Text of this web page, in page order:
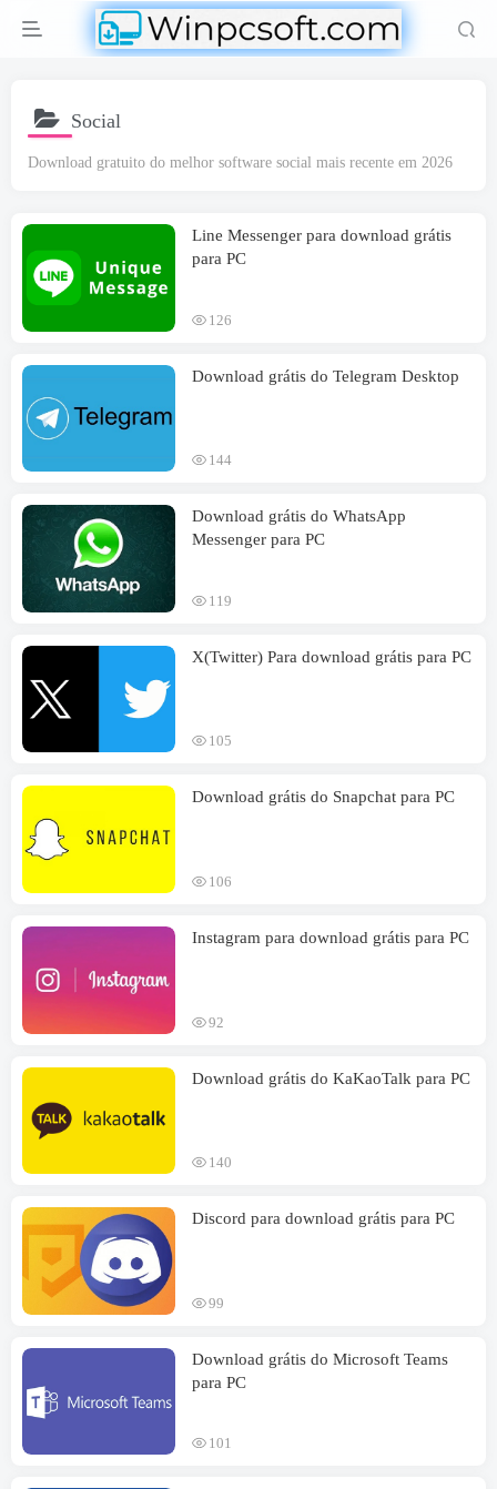
Social
Download gratuito do melhor software social mais recente em 2026
Line Messenger para download grátis
para PC
126
Download grátis do Telegram Desktop
144
Download grátis do WhatsApp
Messenger para PC
119
X(Twitter) Para download grátis para PC
105
Download grátis do Snapchat para PC
106
Instagram para download grátis para PC
92
Download grátis do KaKaoTalk para PC
140
Discord para download grátis para PC
99
Download grátis do Microsoft Teams
para PC
101